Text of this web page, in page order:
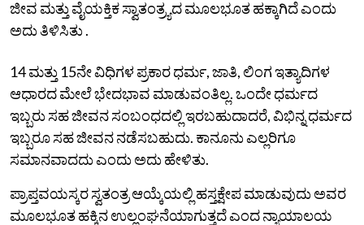
ಜೀವ ಮತ್ತು ವೈಯಕ್ತಿಕ ಸ್ವಾತಂತ್ರ್ಯದ ಮೂಲಭೂತ ಹಕ್ಕಾಗಿದೆ ಎಂದು
ಅದು ತಿಳಿಸಿತು .
14 ಮತ್ತು 15ನೇ ವಿಧಿಗಳ ಪ್ರಕಾರ ಧರ್ಮ, ಜಾತಿ, ಲಿಂಗ ಇತ್ಯಾದಿಗಳ
ಆಧಾರದ ಮೇಲೆ ಭೇದಭಾವ ಮಾಡುವಂತಿಲ್ಲ. ಒಂದೇ ಧರ್ಮದ
ಇಬ್ಬರು ಸಹ ಜೀವನ ಸಂಬಂಧದಲ್ಲಿ ಇರಬಹುದಾದರೆ, ವಿಭಿನ್ನ ಧರ್ಮದ
ಇಬ್ಬರೂ ಸಹ ಜೀವನ ನಡೆಸಬಹುದು. ಕಾನೂನು ಎಲ್ಲರಿಗೂ
ಸಮಾನವಾದದು ಎಂದು ಅದು ಹೇಳಿತು.
ಪ್ರಾಪ್ತವಯಸ್ಕರ ಸ್ವತಂತ್ರ ಆಯ್ಕೆಯಲ್ಲಿ ಹಸ್ತಕ್ಷೇಪ ಮಾಡುವುದು ಅವರ
ಮೂಲಭೂತ ಹಕ್ಕಿನ ಉಲ್ಲಂಘನೆಯಾಗುತ್ತದೆ ಎಂದ ನ್ಯಾಯಾಲಯ